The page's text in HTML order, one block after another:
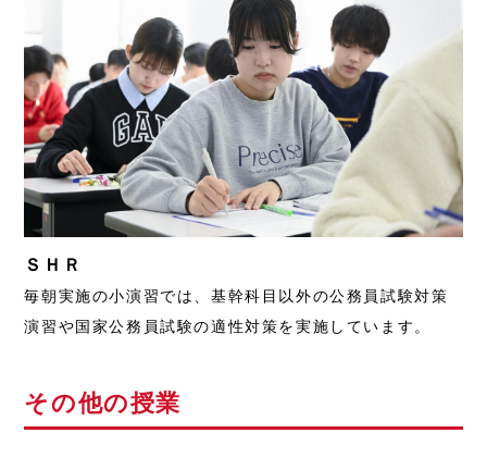
ＳＨＲ
毎朝実施の小演習では、基幹科目以外の公務員試験対策
演習や国家公務員試験の適性対策を実施しています。
その他の授業